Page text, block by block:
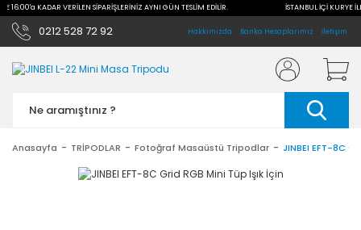
16:00'a KADAR VERİLEN SİPARİŞLERİNİZ AYNI GÜN TESLİM EDİLİR. İSTANBUL İÇİ KURYE
0212 528 72 92 Hakkımızda Banka Hesaplarımız İletişim
Anasayfa TRİPODLAR Fotoğraf Masaüstü Tripodlar JINBEI EFT-8C